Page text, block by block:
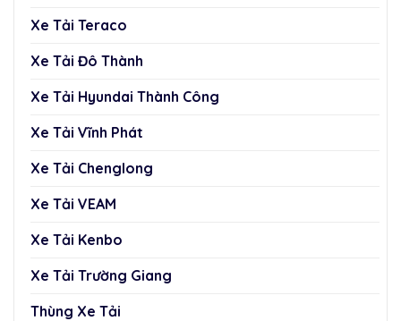
Xe Tải Teraco
Xe Tải Đô Thành
Xe Tải Hyundai Thành Công
Xe Tải Vĩnh Phát
Xe Tải Chenglong
Xe Tải VEAM
Xe Tải Kenbo
Xe Tải Trường Giang
Thùng Xe Tải